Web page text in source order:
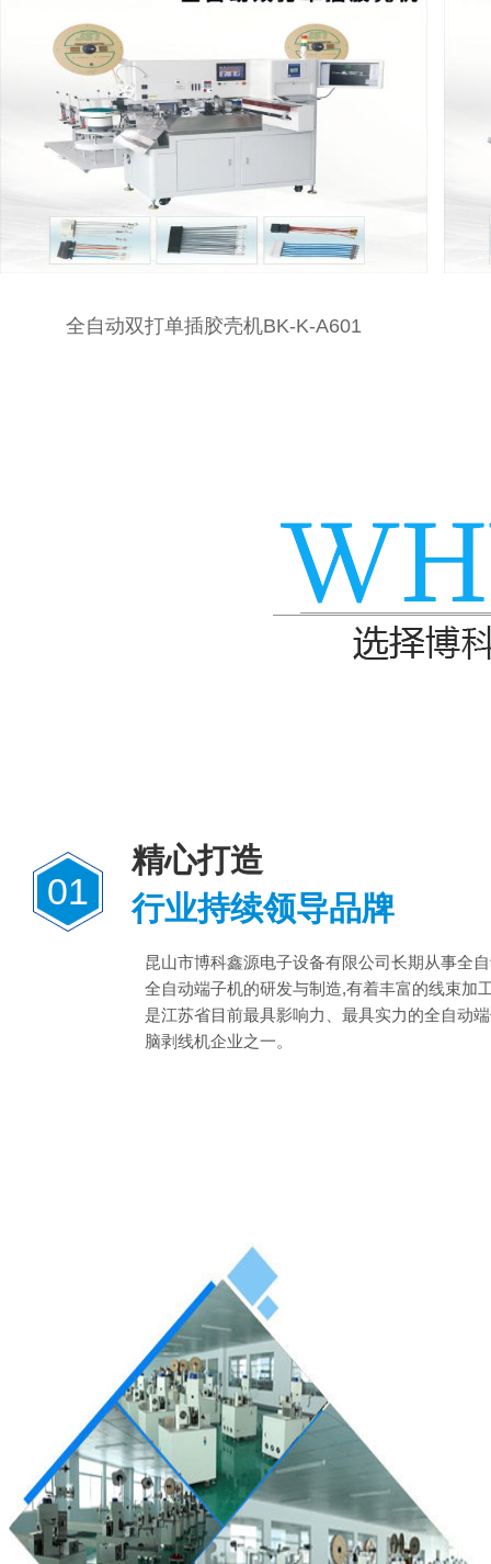
全自动双线合压单端插胶壳BK-J-C606
01
精心打造
行业持续领导品牌
昆山市博科鑫源电子设备有限公司长期从事全
全自动端子机的研发与制造,有着丰富的线束加
是江苏省目前最具影响力、最具实力的全自动
脑剥线机企业之一。